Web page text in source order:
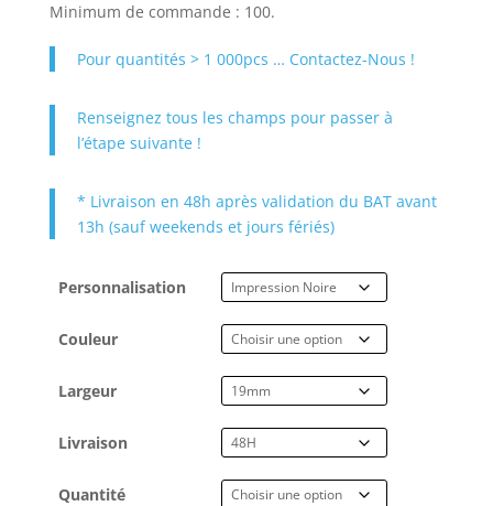
Minimum de commande : 100.
Pour quantités > 1 000pcs … Contactez-Nous !
Renseignez tous les champs pour passer à
l’étape suivante !
* Livraison en 48h après validation du BAT avant
13h (sauf weekends et jours fériés)
Personnalisation
Couleur
Largeur
Livraison
Quantité